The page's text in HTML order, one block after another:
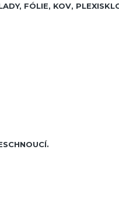
FÓLIE, KOV,